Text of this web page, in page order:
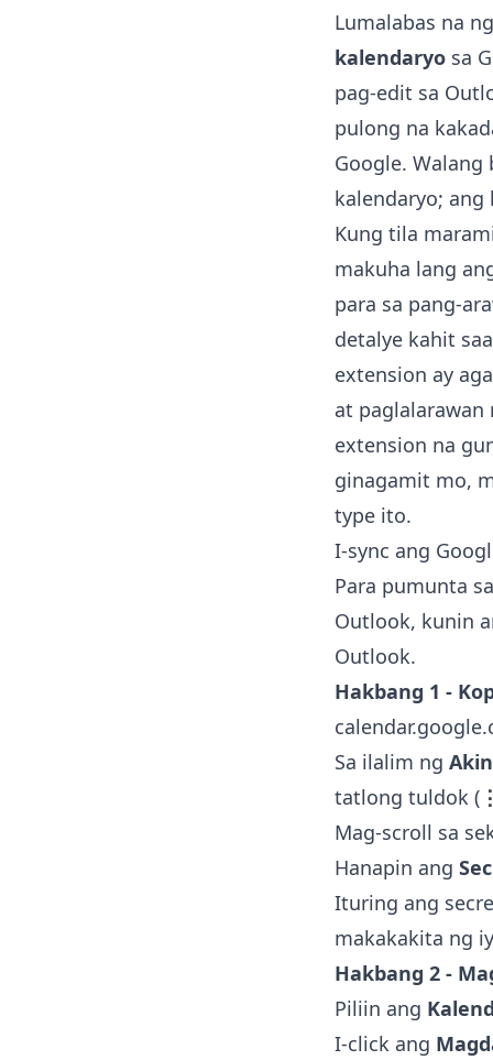
Lumalabas na
kalendaryo sa
pag-edit sa
pulong na
Google.
kalendaryo; ang
Kung tila
makuha lang
para sa pang-
detalye kahit
extension ay
at paglalarawan
extension na
ginagamit mo,
type ito.
I-sync ang
Para pumunta
Outlook, kunin
Outlook.
Hakbang 1 -
Sa ilalim ng
tatlong tuldok (
Mag-scroll sa
Hanapin ang
Ituring ang
makakakita ng
Hakbang 2 -
Piliin ang
I-click ang